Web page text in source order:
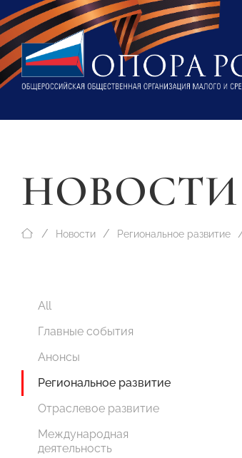
НОВОСТИ
Новости Региональное развитие
All
Главные события
Анонсы
Региональное развитие
Отраслевое развитие
Международная
деятельность